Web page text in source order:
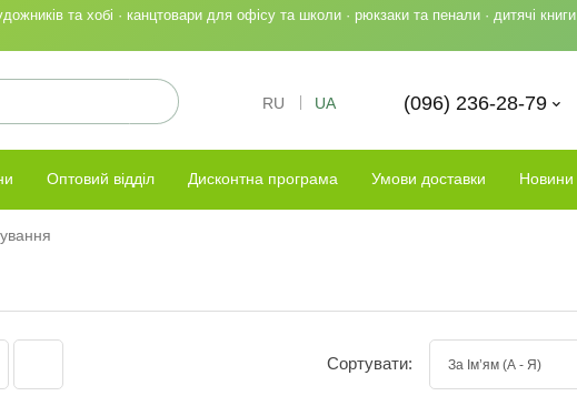
та хобі · канцтовари для офісу та школи · рюкзаки та пенали · дитячі книги
RU UA (096) 236-28-79
Оптовий відділ Дисконтна програма Умови доставки Новини
Сортувати: